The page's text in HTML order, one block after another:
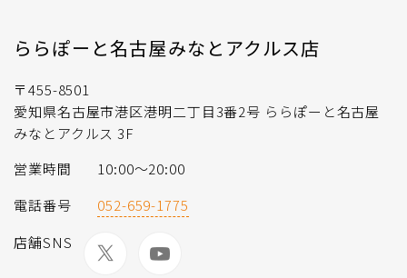
ららぽーと名古屋みなとアクルス店
〒455-8501
愛知県名古屋市港区港明二丁目3番2号 ららぽーと名古屋
みなとアクルス 3F
営業時間
10:00～20:00
電話番号
052-659-1775
店舗SNS